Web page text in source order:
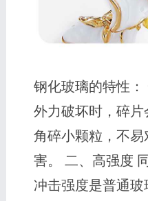
钢化玻璃的特性
外力破坏时，碎
角碎小颗粒，不
害。 二、高强度
冲击强度是普通